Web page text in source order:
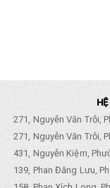
271, Nguyễn Văn Trỗi,
271, Nguyễn Văn Trỗi,
431, Nguyễn Kiệm,
139, Phan Đăng Lưu,